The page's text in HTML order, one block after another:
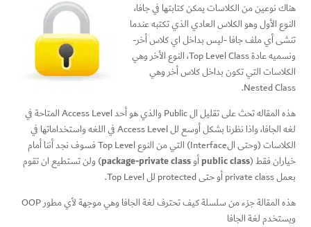
هناك نوعين من الكلاسات يمكن كتابتها في جافا،
النوع الأول وهو الكلاس العادي الذي تكتبه عندما
تنشى أي ملف جافا -ليس بداخل اي كلاس أخر-
ونسميه عادة Top Level Class، النوع الأخر وهي
الكلاسات التي تكون بداخل كلاس أخر وهي
Nested Class.
هذه المقاله تحث على تقليل ال Public والذي هو أحد Access Level المتاحة في
لغه الجافا، واذا نظرنا بشكل أوسع لل Access Level في اللغه واستخداماتها في
الكلاسات (وحتى الInterface) التي من النوع Top Level فسوف نجد أننا أمام
خياران فقط (public classأوpackage-private class) ولن تستطيع ان تقوم
بعمل private class أو حتى protected لل Top Level.
هذه المقالة جزء من سلسلة كيف تحترف لغة الجافا وهي موجهة لأي مطور OOP
ويستخدم لغة الجافا